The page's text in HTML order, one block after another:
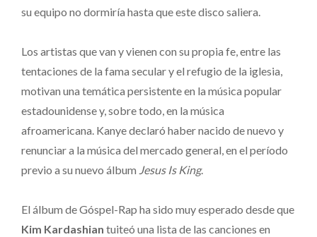
su equipo no dormiría hasta que este disco saliera.
Los artistas que van y vienen con su propia fe, entre las
tentaciones de la fama secular y el refugio de la iglesia,
motivan una temática persistente en la música popular
estadounidense y, sobre todo, en la música
afroamericana. Kanye declaró haber nacido de nuevo y
renunciar a la música del mercado general, en el período
previo a su nuevo álbum Jesus Is King.
El álbum de Góspel-Rap ha sido muy esperado desde que
Kim Kardashian tuiteó una lista de las canciones en